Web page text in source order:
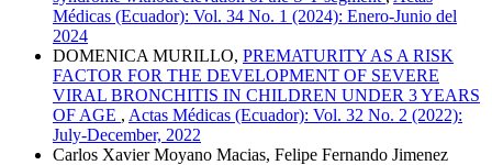
Médicas (Ecuador): Vol. 34 No. 1 (2024): Enero-Junio del
2024
DOMENICA MURILLO, PREMATURITY AS A RISK
FACTOR FOR THE DEVELOPMENT OF SEVERE
VIRAL BRONCHITIS IN CHILDREN UNDER 3 YEARS
OF AGE , Actas Médicas (Ecuador): Vol. 32 No. 2 (2022):
July-December, 2022
Carlos Xavier Moyano Macias, Felipe Fernando Jimenez